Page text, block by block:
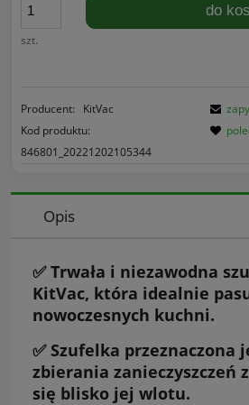
szt.
do
Producent:
KitVac
Kod produktu:
846801_20221202105344
Opis
✅ Trwała i niezawodna
KitVac, która idealnie
nowoczesnych kuchni.
✅ Szufelka przeznaczona
zbierania zanieczyszczeń
się blisko jej wlotu.